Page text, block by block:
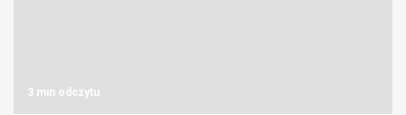
3 min odczytu